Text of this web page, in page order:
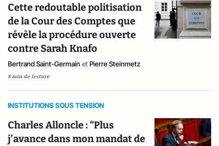
Cette redoutable politisation
de la Cour des Comptes que
révèle la procédure ouverte
contre Sarah Knafo
Bertrand Saint-Germain et Pierre Steinmetz
8 min de lecture
INSTITUTIONS SOUS TENSION
Charles Alloncle : “Plus
j’avance dans mon mandat de